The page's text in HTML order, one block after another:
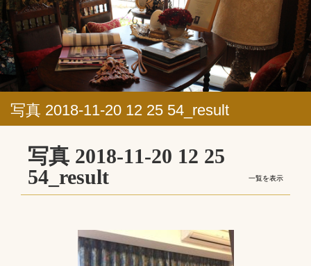
写真 2018-11-20 12 25 54_result
写真 2018-11-20 12 25
54_result
一覧を表示